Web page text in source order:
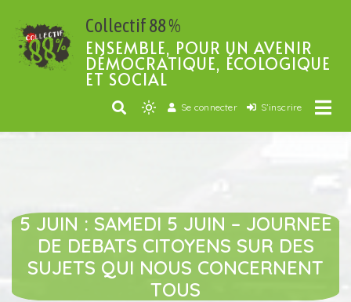
au
contenu
Collectif 88 %
ENSEMBLE, POUR UN AVENIR
DÉMOCRATIQUE, ÉCOLOGIQUE
ET SOCIAL
Light
mode
to
dark)
Se connecter S’inscrire
5 JUIN : SAMEDI 5 JUIN – JOURNEE
DE DEBATS CITOYENS SUR DES
SUJETS QUI NOUS CONCERNENT
TOUS